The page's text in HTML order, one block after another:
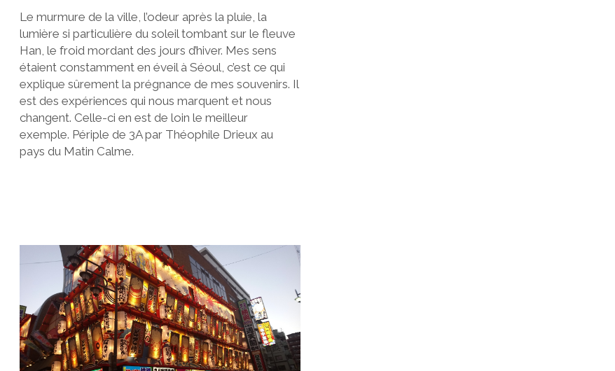
Le murmure de la ville, l’odeur après la pluie, la
lumière si particulière du soleil tombant sur le fleuve
Han, le froid mordant des jours d’hiver. Mes sens
étaient constamment en éveil à Séoul, c’est ce qui
explique sûrement la prégnance de mes souvenirs. Il
est des expériences qui nous marquent et nous
changent. Celle-ci en est de loin le meilleur
exemple. Périple de 3A par Théophile Drieux au
pays du Matin Calme.